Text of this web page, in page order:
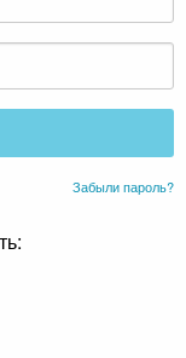
Забыли пароль?